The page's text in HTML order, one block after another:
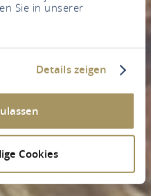
Sie in unserer
Details zeigen
Cookies